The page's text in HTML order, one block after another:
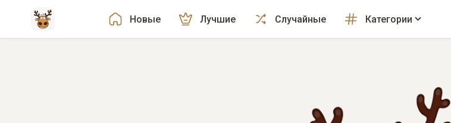
Новые Лучшие Случайные Категории